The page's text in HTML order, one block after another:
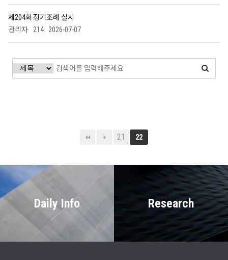
제204회 정기조례 실시
관리자
214 2026-07-07
21 22
Daily Info Research